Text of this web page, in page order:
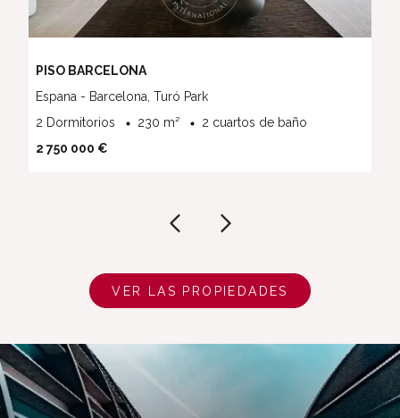
PISO BARCELONA
Espana - Barcelona, Turó Park
2 Dormitorios
230 m²
2 cuartos de baño
2 750 000 €
VER LAS PROPIEDADES